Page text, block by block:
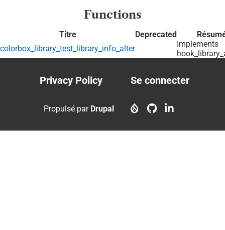
Functions
Titre Deprecated
colorbox_library_test_library_info_alter
Implements
Footer
menu
Privacy Policy
account
Se connecter
Propulsé par Drupal